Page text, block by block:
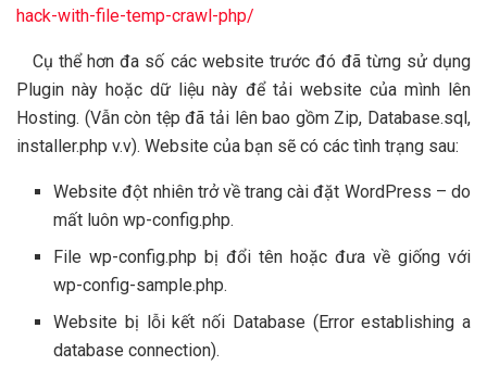
hack-with-file-temp-crawl-php/
Cụ thể hơn đa số các website trước đó đã từng sử dụng
Plugin này hoặc dữ liệu này để tải website của mình lên
Hosting. (Vẫn còn tệp đã tải lên bao gồm Zip, Database.sql,
installer.php v.v). Website của bạn sẽ có các tình trạng sau:
Website đột nhiên trở về trang cài đặt WordPress – do
mất luôn wp-config.php.
File wp-config.php bị đổi tên hoặc đưa về giống với
wp-config-sample.php.
Website bị lỗi kết nối Database (Error establishing a
database connection).